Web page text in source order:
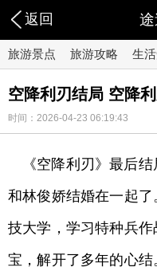
返回
旅游景点 旅游攻略 生
空降利刃结局 空降
时间：2026-04-23 06:19:43
《空降利刃》最后
和林俊娇结婚在一起
技大学，学习特种兵
宝，解开了多年的心结